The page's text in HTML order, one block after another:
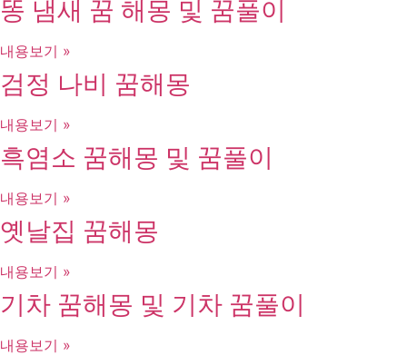
똥 냄새 꿈 해몽 및 꿈풀이
내용보기 »
검정 나비 꿈해몽
내용보기 »
흑염소 꿈해몽 및 꿈풀이
내용보기 »
옛날집 꿈해몽
내용보기 »
기차 꿈해몽 및 기차 꿈풀이
내용보기 »